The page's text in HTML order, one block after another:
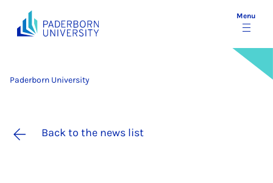
Menu
Paderborn University
Back to the news list